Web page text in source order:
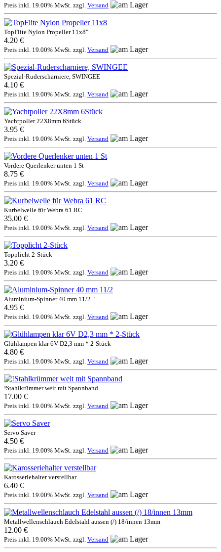
Preis inkl. 19.00% MwSt. zzgl. Versand
TopFlite Nylon Propeller 11x8"
4.20 €
Preis inkl. 19.00% MwSt. zzgl. Versand
Spezial-Ruderscharniere, SWINGEE
4.10 €
Preis inkl. 19.00% MwSt. zzgl. Versand
Yachtpoller 22X8mm 6Stück
3.95 €
Preis inkl. 19.00% MwSt. zzgl. Versand
Vordere Querlenker unten 1 St
8.75 €
Preis inkl. 19.00% MwSt. zzgl. Versand
Kurbelwelle für Webra 61 RC
35.00 €
Preis inkl. 19.00% MwSt. zzgl. Versand
Topplicht 2-Stück
3.20 €
Preis inkl. 19.00% MwSt. zzgl. Versand
Aluminium-Spinner 40 mm 11/2 "
4.95 €
Preis inkl. 19.00% MwSt. zzgl. Versand
Glühlampen klar 6V D2,3 mm * 2-Stück
4.80 €
Preis inkl. 19.00% MwSt. zzgl. Versand
!Stahlkrümmer weit mit Spannband
17.00 €
Preis inkl. 19.00% MwSt. zzgl. Versand
Servo Saver
4.50 €
Preis inkl. 19.00% MwSt. zzgl. Versand
Karosseriehalter verstellbar
6.40 €
Preis inkl. 19.00% MwSt. zzgl. Versand
Metallwellenschlauch Edelstahl aussen (/) 18/innen 13mm
12.00 €
Preis inkl. 19.00% MwSt. zzgl. Versand